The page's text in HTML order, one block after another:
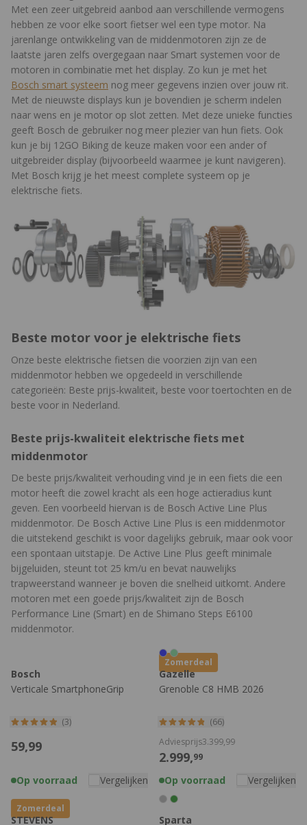
Met een zeer uitgebreid aanbod aan verschillende vermogens
hebben ze voor elke soort fietser wel een type motor. Na
jarenlange ontwikkeling van de middenmotoren zijn ze de
laatste jaren zelfs overgegaan naar Smart systemen voor de
motoren in combinatie met het display. Zo kun je met het
Bosch smart systeem nog meer gegevens inzien over jouw rit.
Met de nieuwste displays kun je bovendien je scherm indelen
naar wens en je motor op slot zetten. Met deze unieke functies
geeft Bosch de gebruiker nog meer plezier van hun fiets. Ook
kun je bij 12GO Biking de keuze maken voor een ander of
uitgebreider display (bijvoorbeeld waarmee je kunt navigeren).
Met Bosch krijg je het meest complete systeem op je
elektrische fiets.
Beste motor voor je elektrische fiets
Onze beste elektrische fietsen die voorzien zijn van een
middenmotor hebben we opgedeeld in verschillende
categorieën: Beste prijs-kwaliteit, beste voor toertochten en de
beste voor in Nederland.
Beste prijs-kwaliteit elektrische fiets met
middenmotor
De beste prijs/kwaliteit verhouding vind je in een fiets die een
motor heeft die zowel kracht als een hoge actieradius kunt
geven. Een voorbeeld hiervan is de Bosch Active Line Plus
middenmotor. De Bosch Active Line Plus is een middenmotor
die uitstekend geschikt is voor dagelijks gebruik, maar ook voor
een spontaan uitstapje. De Active Line Plus geeft minimale
bijgeluiden, steunt tot 25 km/u en bevat nauwelijks
trapweerstand wanneer je boven die snelheid uitkomt. Andere
motoren met een goede prijs/kwaliteit zijn de Bosch
Performance Line (Smart) en de Shimano Steps E6100
middenmotor.
Bosch
Verticale SmartphoneGrip
(3)
59,99
Op voorraad Vergelijken
Zomerdeal
Gazelle
Grenoble C8 HMB 2026
(66)
2.999,99
Adviesprijs3.399,99
Op voorraad Vergelijken
Zomerdeal
STEVENS
Sparta